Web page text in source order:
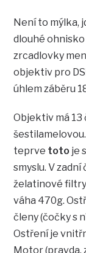
Není to mýlka,
dlouhé
zrcadlovky
objektiv pro
úhlem záběru
Objektiv má 13
teprve toto je
smyslu. V
želatinové
váha 470g.
členy (čočky s
Ostření je
Motor